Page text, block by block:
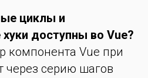
циклы и
доступны во Vue?
компонента Vue при
через серию шагов